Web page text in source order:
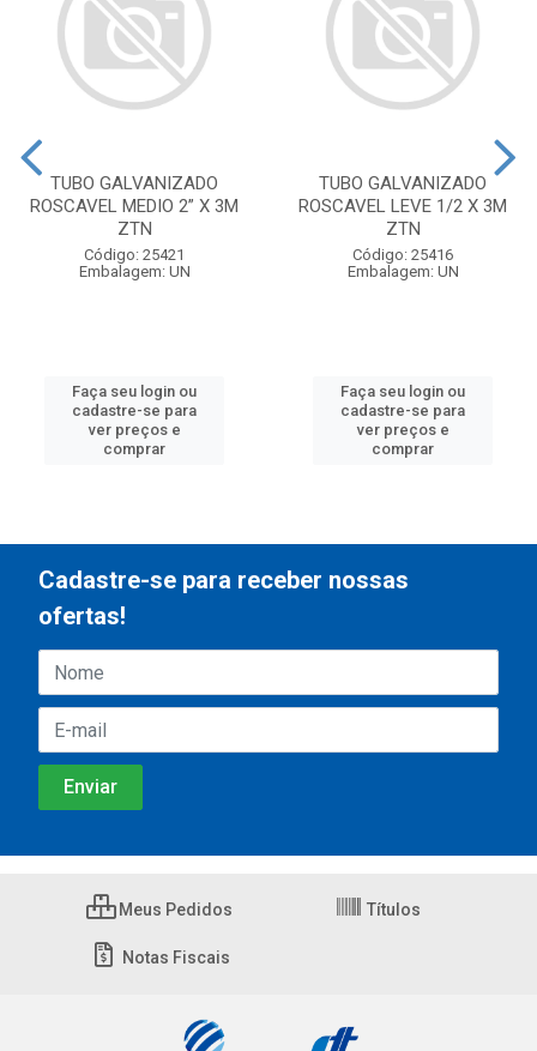
TUBO GALVANIZADO
ROSCAVEL MEDIO 2” X 3M
ZTN
Código: 25421
Embalagem: UN
Faça seu login ou
cadastre-se para
ver preços e
comprar
TUBO GALVANIZADO
ROSCAVEL LEVE 1/2 X 3M
ZTN
Código: 25416
Embalagem: UN
Faça seu login ou
cadastre-se para
ver preços e
comprar
Cadastre-se para receber nossas
ofertas!
Meus Pedidos Títulos
Notas Fiscais